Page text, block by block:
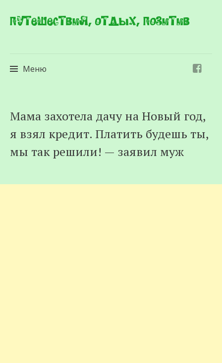
Путешествия, отдых, позитив
Меню
к
содержимому
Мама захотела дачу на Новый год,
я взял кредит. Платить будешь ты,
мы так решили! — заявил муж